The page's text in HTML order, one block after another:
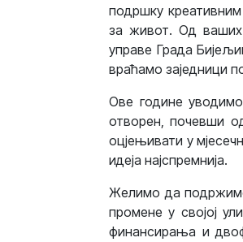
подршку
за живот. Од ваших
управе Града
враћамо заједници
Ове године
отворен, почевши
оцјењивати у
идеја најспремнија.
Желимо да подржимо
промене у својој
финансирања и